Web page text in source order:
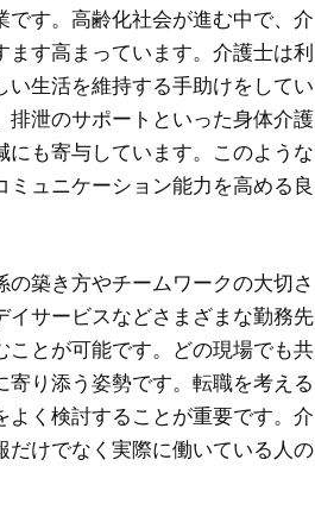
す。 高齢化社会が進む中で、介
す高まっています。介護士は利
生活を維持する手助けをしてい
排泄のサポートといった身体介護
も寄与しています。このような
ュニケーション能力を高める良
築き方やチームワークの大切さ
イサービスなどさまざまな勤務先
とが可能です。どの現場でも共
り添う姿勢です。転職を考える
く検討することが重要です。介
けでなく実際に働いている人の